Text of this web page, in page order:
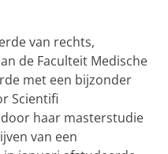
van rechts,
de Faculteit Medische
met een bijzonder
Scientifi
haar masterstudie
van een